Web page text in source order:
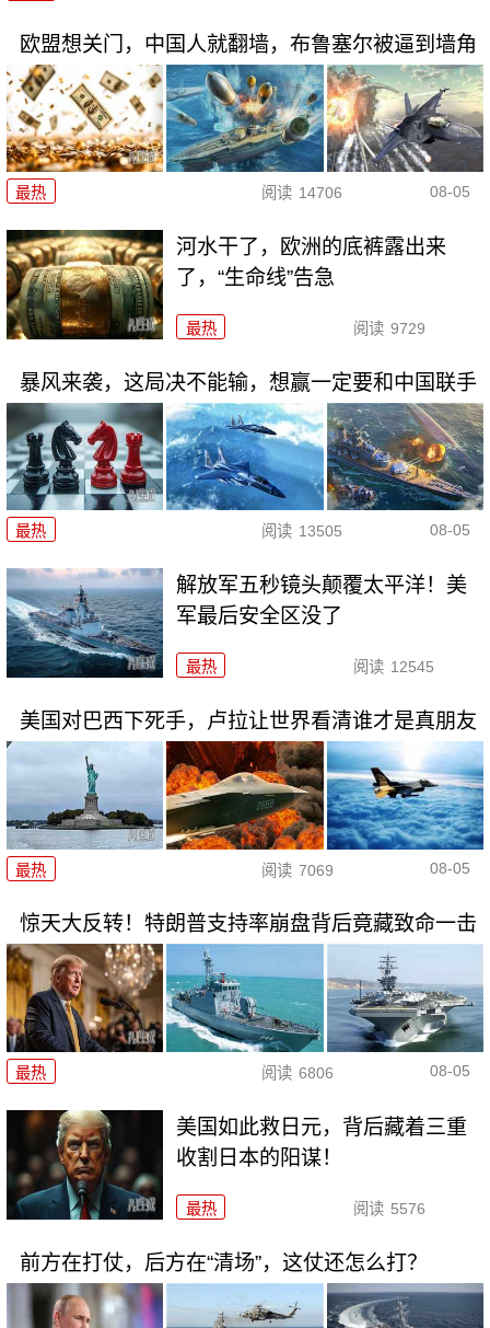
欧盟想关门，中国人就翻墙，布鲁塞尔被逼到墙角
最热 阅读 14706 08-05
河水干了，欧洲的底裤露出来
了，“生命线”告急
最热 阅读 9729
暴风来袭，这局决不能输，想赢一定要和中国联手
最热 阅读 13505 08-05
解放军五秒镜头颠覆太平洋！美
军最后安全区没了
最热 阅读 12545
美国对巴西下死手，卢拉让世界看清谁才是真朋友
最热 阅读 7069 08-05
惊天大反转！特朗普支持率崩盘背后竟藏致命一击
最热 阅读 6806 08-05
美国如此救日元，背后藏着三重
收割日本的阳谋！
最热 阅读 5576
前方在打仗，后方在“清场”，这仗还怎么打？